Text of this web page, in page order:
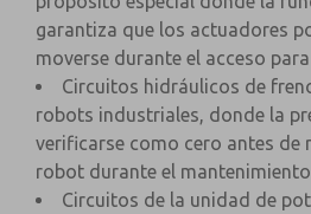
garantiza que los actuadores
moverse durante el acceso
Circuitos hidráulicos de
robots industriales, donde la
verificarse como cero antes de
robot durante el
Circuitos de la unidad de